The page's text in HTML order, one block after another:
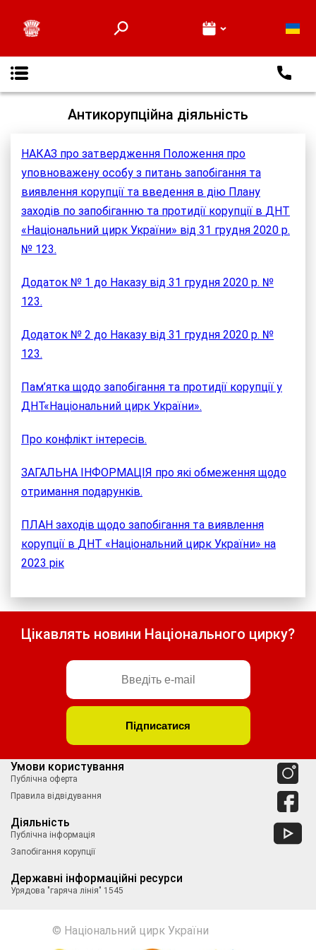
Відеоверсії вистав
Контакти
Антикорупційна діяльність
НАКАЗ про затвердження Положення про
уповноважену особу з питань запобігання та
виявлення корупції та введення в дію Плану
заходів по запобіганню та протидії корупції в ДНТ
«Національний цирк України» від 31 грудня 2020 р.
№ 123.
Додаток № 1 до Наказу від 31 грудня 2020 р. №
123.
Додаток № 2 до Наказу від 31 грудня 2020 р. №
123.
Пам’ятка щодо запобігання та протидії корупції у
ДНТ«Національний цирк України».
Про конфлікт інтересів.
ЗАГАЛЬНА ІНФОРМАЦІЯ про які обмеження щодо
отримання подарунків.
ПЛАН заходів щодо запобігання та виявлення
корупції в ДНТ «Національний цирк України» на
2023 рік
Цікавлять новини Національного цирку?
Умови користування
Публічна оферта
Правила відвідування
Діяльність
Публічна інформація
Запобігання корупції
Державні інформаційні ресурси
Урядова "гаряча лінія" 1545
© Національний цирк України